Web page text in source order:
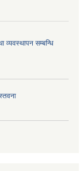
व्यवस्थापन सम्बन्धि